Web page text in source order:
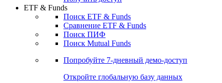
ETF & Funds
Поиск ETF & Funds
Сравнение ETF & Funds
Поиск ПИФ
Поиск Mutual Funds
Попробуйте 7-дневный демо-доступ
Откройте глобальную базу данных